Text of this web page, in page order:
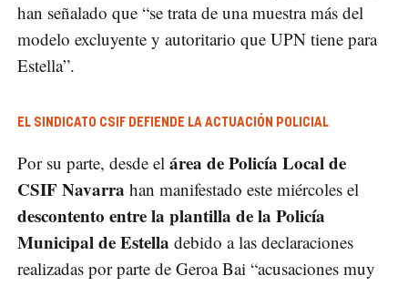
han señalado que “se trata de una muestra más del
modelo excluyente y autoritario que UPN tiene para
Estella”.
EL SINDICATO CSIF DEFIENDE LA ACTUACIÓN POLICIAL
Por su parte, desde el área de Policía Local de
CSIF Navarra han manifestado este miércoles el
descontento entre la plantilla de la Policía
Municipal de Estella debido a las declaraciones
realizadas por parte de Geroa Bai “acusaciones muy